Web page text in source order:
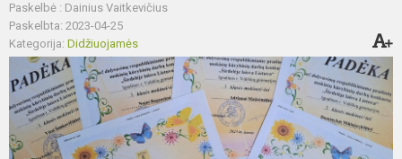
Paskelbė : Dainius Vaitkevičius
Paskelbta: 2023-04-25
Kategorija: Didžiuojamės